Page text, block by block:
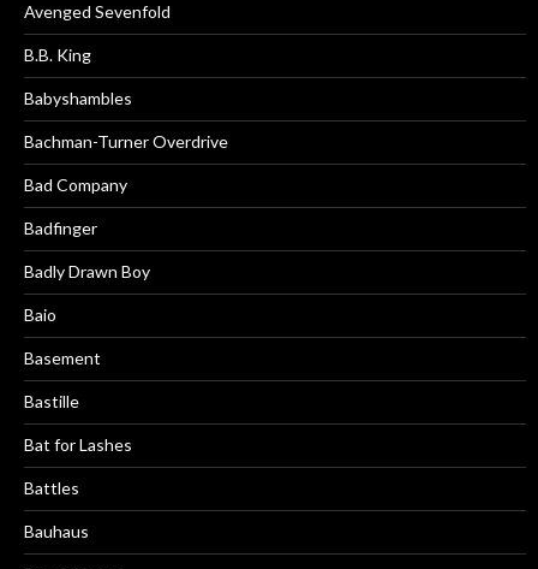
Avenged Sevenfold
B.B. King
Babyshambles
Bachman-Turner Overdrive
Bad Company
Badfinger
Badly Drawn Boy
Baio
Basement
Bastille
Bat for Lashes
Battles
Bauhaus